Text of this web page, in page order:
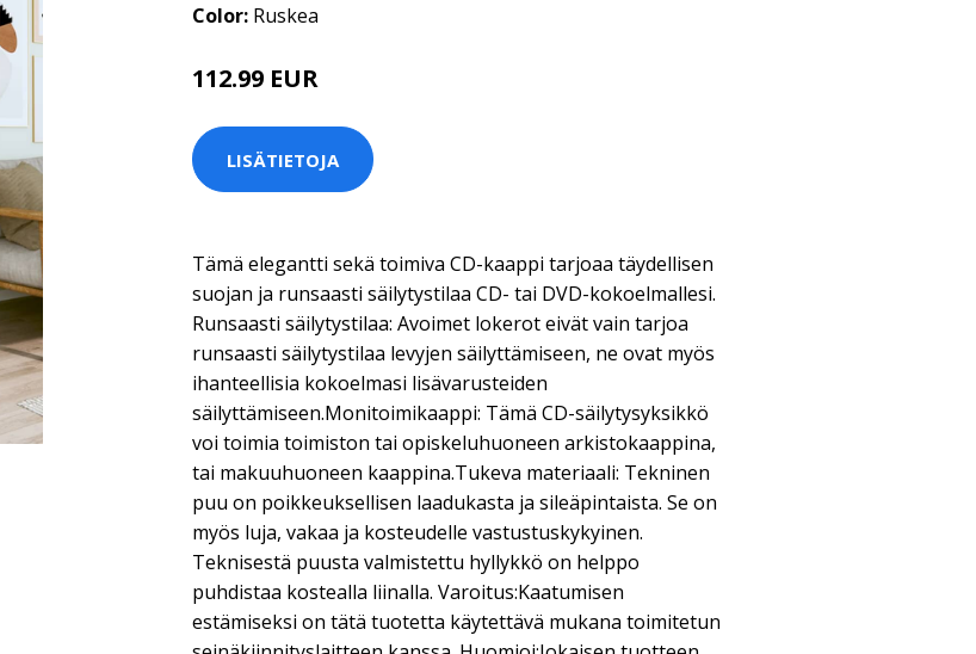
Color: Ruskea
112.99 EUR
LISÄTIETOJA
Tämä elegantti sekä toimiva CD-kaappi tarjoaa täydellisen
suojan ja runsaasti säilytystilaa CD- tai DVD-kokoelmallesi.
Runsaasti säilytystilaa: Avoimet lokerot eivät vain tarjoa
runsaasti säilytystilaa levyjen säilyttämiseen, ne ovat myös
ihanteellisia kokoelmasi lisävarusteiden
säilyttämiseen.Monitoimikaappi: Tämä CD-säilytysyksikkö
voi toimia toimiston tai opiskeluhuoneen arkistokaappina,
tai makuuhuoneen kaappina.Tukeva materiaali: Tekninen
puu on poikkeuksellisen laadukasta ja sileäpintaista. Se on
myös luja, vakaa ja kosteudelle vastustuskykyinen.
Teknisestä puusta valmistettu hyllykkö on helppo
puhdistaa kostealla liinalla. Varoitus:Kaatumisen
estämiseksi on tätä tuotetta käytettävä mukana toimitetun